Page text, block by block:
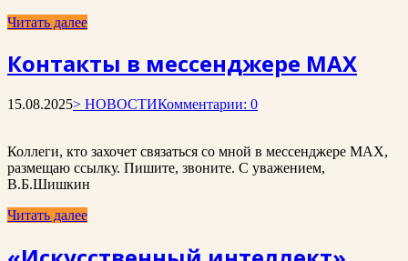
Читать далее
Контакты в мессенджере MAX
15.08.2025> НОВОСТИКомментарии: 0
Коллеги, кто захочет связаться со мной в мессенджере MAX,
размещаю ссылку. Пишите, звоните. С уважением,
В.Б.Шишкин
Читать далее